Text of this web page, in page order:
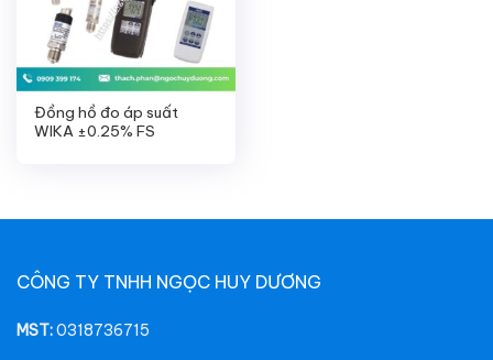
Đồng hồ đo áp suất
WIKA ±0.25% FS
CÔNG TY TNHH NGỌC HUY DƯƠNG
MST:0318736715